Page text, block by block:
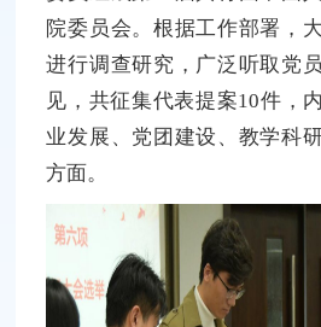
院委员会。根据工作部署，
进行调查研究，广泛听取党
见，共征集代表提案10件，
业发展、党团建设、教学科
方面。